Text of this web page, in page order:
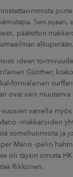
Sen sijaan,
päätettiin
alkuperään.
idean
Günther,
ovat vain muutamia
vuosien varrella
-makkaroiden
somehuomiota ja
Mario -pelin
oli täysin omista
Rikkonen.